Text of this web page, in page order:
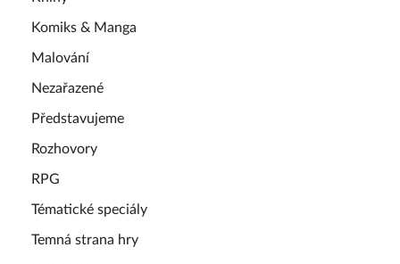
Komiks & Manga
Malování
Nezařazené
Představujeme
Rozhovory
RPG
Tématické speciály
Temná strana hry